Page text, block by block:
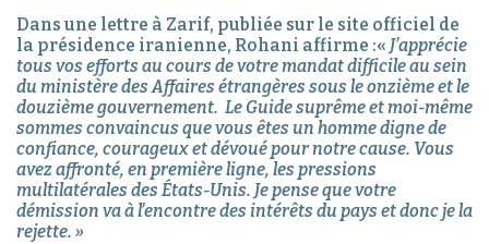
Dans une lettre à Zarif, publiée sur le site officiel de
la présidence iranienne, Rohani affirme :« J’apprécie
tous vos efforts au cours de votre mandat difficile au sein
du ministère des Affaires étrangères sous le onzième et le
douzième gouvernement. Le Guide suprême et moi-même
sommes convaincus que vous êtes un homme digne de
confiance, courageux et dévoué pour notre cause. Vous
avez affronté, en première ligne, les pressions
multilatérales des États-Unis. Je pense que votre
démission va à l’encontre des intérêts du pays et donc je la
rejette. »